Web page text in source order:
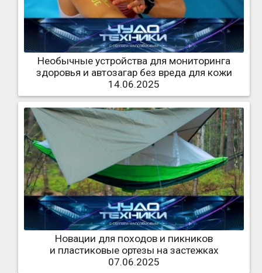
Необычные устройства для мониторинга
здоровья и автозагар без вреда для кожи
14.06.2025
Новации для походов и пикников
и пластиковые ортезы на застежках
07.06.2025